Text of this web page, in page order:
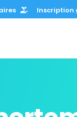
Inscription